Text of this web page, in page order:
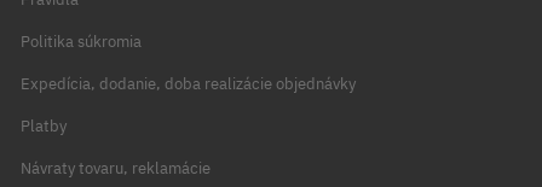
Politika súkromia
Expedícia, dodanie, doba realizácie objednávky
Platby
Návraty tovaru, reklamácie